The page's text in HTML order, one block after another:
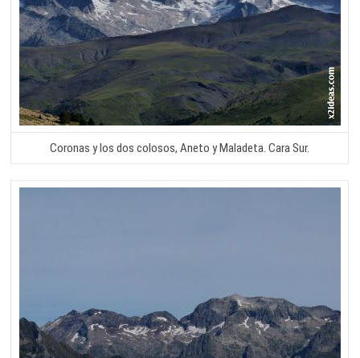
Coronas y los dos colosos, Aneto y Maladeta. Cara Sur.